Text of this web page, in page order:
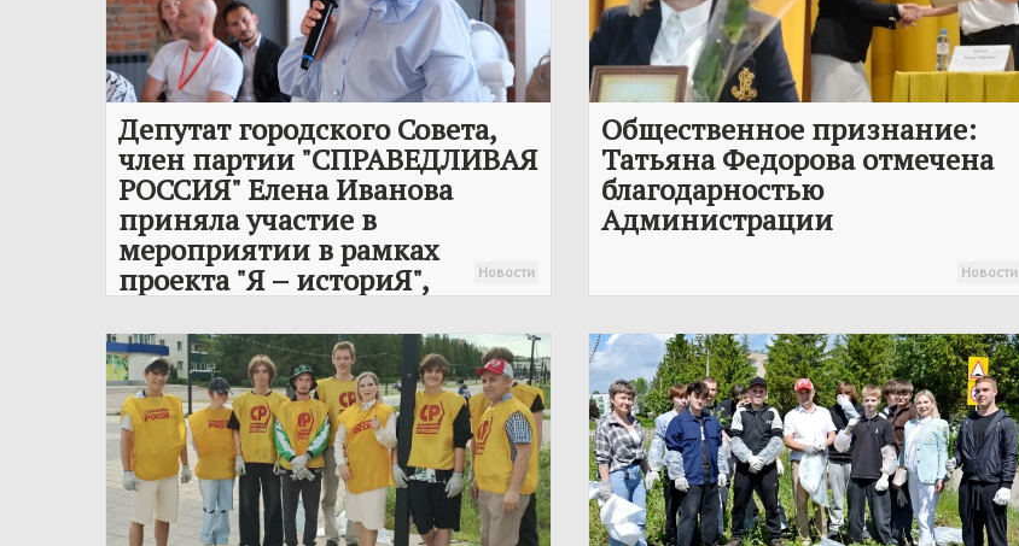
Депутат городского Совета,
член партии "СПРАВЕДЛИВАЯ
РОССИЯ" Елена Иванова
приняла участие в
мероприятии в рамках
проекта "Я – историЯ",
сохранение культурно-
исторического наследия
Стерлитамака
Новости
Общественное признание:
Татьяна Федорова отмечена
благодарностью
Администрации
Новости